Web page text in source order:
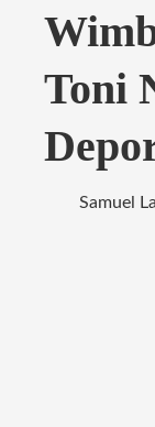
Toni
Samuel